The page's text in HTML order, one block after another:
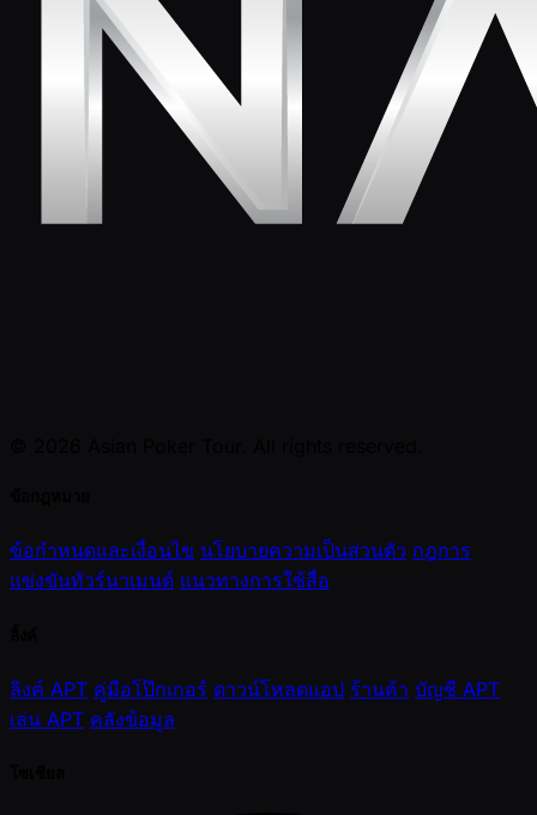
ข้อกำหนดและเงื่อนไข นโยบายความเป็นส่วนตัว กฎการ
แข่งขันทัวร์นาเมนต์ แนวทางการใช้สื่อ
ลิงค์ APT คู่มือโป๊กเกอร์ ดาวน์โหลดแอป ร้านค้า บัญชี APT
เล่น APT คลังข้อมูล